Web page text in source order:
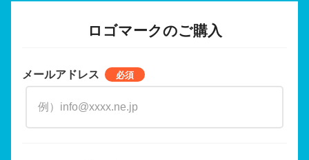
ロゴマークのご購入
メールアドレス